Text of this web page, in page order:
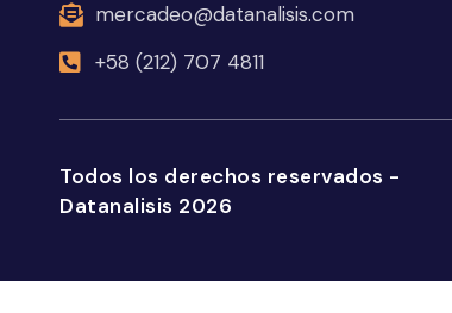
mercadeo@datanalisis.com
+58 (212) 707 4811
Todos los derechos reservados -
Datanalisis 2026